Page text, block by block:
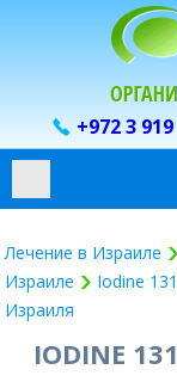
+972 3
Лечение в Израиле
Израиле
Iodine
Израиля
IODINE